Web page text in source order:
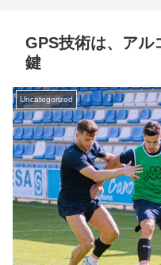
GPS技術は、アル
鍵
Uncategorized